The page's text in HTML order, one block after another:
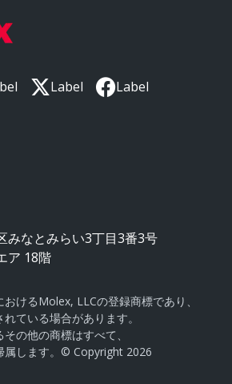
Label Label
みなとみらい3丁目3番3号
ア 18階
けるMolex, LLCの登録商標であり、
ている場合があります。
の他の商標はすべて、
属します。© Copyright 2026